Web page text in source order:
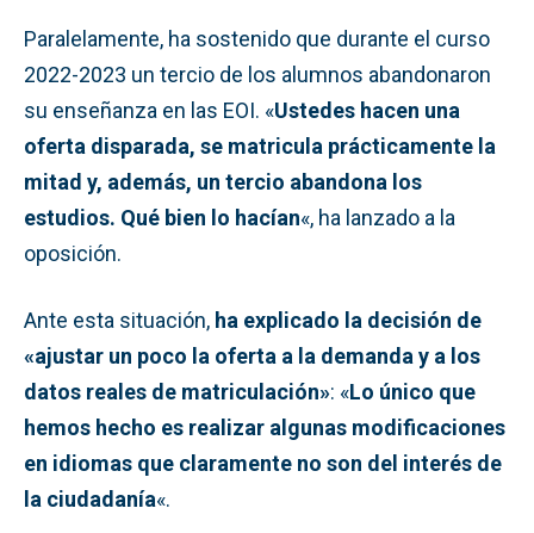
Paralelamente, ha sostenido que durante el curso
2022-2023 un tercio de los alumnos abandonaron
su enseñanza en las EOI. «Ustedes hacen una
oferta disparada, se matricula prácticamente la
mitad y, además, un tercio abandona los
estudios. Qué bien lo hacían«, ha lanzado a la
oposición.
Ante esta situación, ha explicado la decisión de
«ajustar un poco la oferta a la demanda y a los
datos reales de matriculación»: «Lo único que
hemos hecho es realizar algunas modificaciones
en idiomas que claramente no son del interés de
la ciudadanía«.